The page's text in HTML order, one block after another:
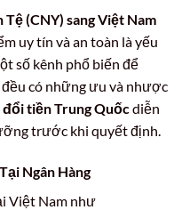
(CNY) sang Việt Nam
uy tín và an toàn là yếu
số kênh phổ biến để
có những ưu và nhược
đổi tiền Trung Quốcdiễn
trước khi quyết định.
Ngân Hàng
Việt Nam như